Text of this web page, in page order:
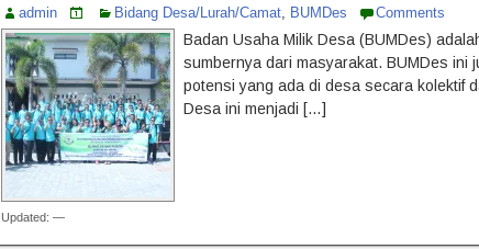
admin Bidang Desa/Lurah/Camat, BUMDes Comments
Badan Usaha Milik Desa (BUMDes)
sumbernya dari masyarakat. BUMDes ini
potensi yang ada di desa secara kolektif
Desa ini menjadi […]
Updated: —